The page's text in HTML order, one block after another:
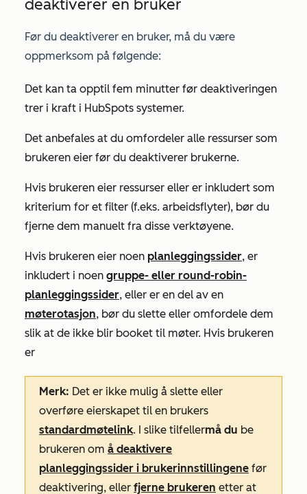
deaktiverer en bruker
Før du deaktiverer en bruker, må du være
oppmerksom på følgende:
Det kan ta opptil fem minutter før deaktiveringen
trer i kraft i HubSpots systemer.
Det anbefales at du omfordeler alle ressurser som
brukeren eier før du deaktiverer brukerne.
Hvis brukeren eier ressurser eller er inkludert som
kriterium for et filter (f.eks. arbeidsflyter), bør du
fjerne dem manuelt fra disse verktøyene.
Hvis brukeren eier noen planleggingssider, er
inkludert i noen gruppe- eller round-robin-
planleggingssider, eller er en del av en
møterotasjon, bør du slette eller omfordele dem
slik at de ikke blir booket til møter. Hvis brukeren
er
Merk: Det er ikke mulig å slette eller
overføre eierskapet til en brukers
standardmøtelink. I slike tilfellermå du be
brukeren om å deaktivere
planleggingssider i brukerinnstillingene før
deaktivering, eller fjerne brukeren etter at